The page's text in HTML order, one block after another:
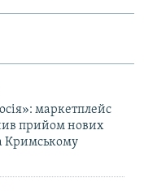
маркетплейс
прийом нових
Кримському